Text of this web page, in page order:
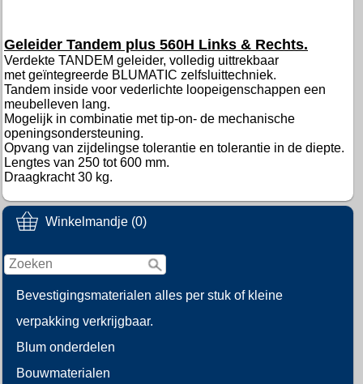
Winkelmandje (0)
Bevestigingsmaterialen alles per stuk of kleine
verpakking verkrijgbaar.
Blum onderdelen
Bouwmaterialen
Geleider Tandem plus 560H Links & Rechts.
Verdekte TANDEM geleider, volledig uittrekbaar
met geïntegreerde BLUMATIC zelfsluittechniek.
Tandem inside voor vederlichte loopeigenschappen een
meubelleven lang.
Mogelijk in combinatie met tip-on- de mechanische
openingsondersteuning.
Opvang van zijdelingse tolerantie en tolerantie in de diepte.
Lengtes van 250 tot 600 mm.
Draagkracht 30 kg.